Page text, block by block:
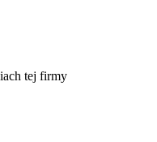
tej firmy